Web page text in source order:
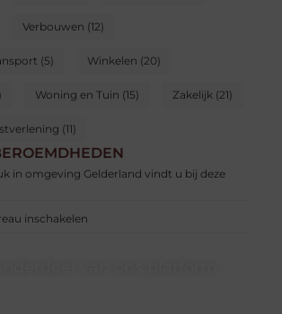
Verbouwen (12)
(5) Winkelen (20)
Woning en Tuin (15) Zakelijk (21)
(11)
in omgeving Gelderland vindt u bij deze
inschakelen